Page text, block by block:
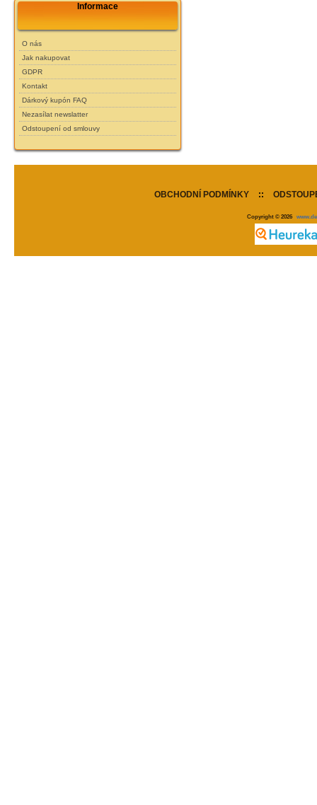
Informace
O nás
Jak nakupovat
GDPR
Kontakt
Dárkový kupón FAQ
Nezasílat newslatter
Odstoupení od smlouvy
OBCHODNÍ PODMÍNKY ::
Copyright © 2026